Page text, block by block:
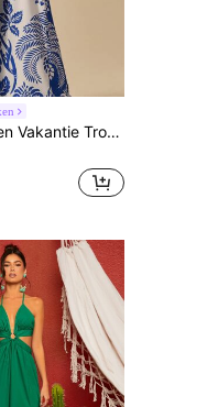
CAJUNI Vrouwen Vakantie Tropische Boho Bloemen En Kokosnootboom Print Spaghetti Bandjes Veter Casual Strand Zomerjurk